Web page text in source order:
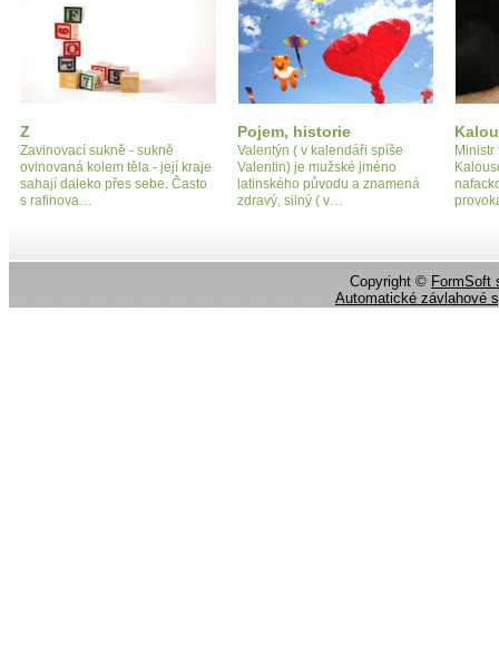
Z
Zavinovací sukně - sukně
ovinovaná kolem těla - její kraje
sahají daleko přes sebe. Často
s rafinova…
Pojem, historie
Valentýn ( v kalendáři spíše
Valentin) je mužské jméno
latinského původu a znamená
zdravý, silný ( v…
Ministr
Copyright © FormSoft
Automatické závlahové